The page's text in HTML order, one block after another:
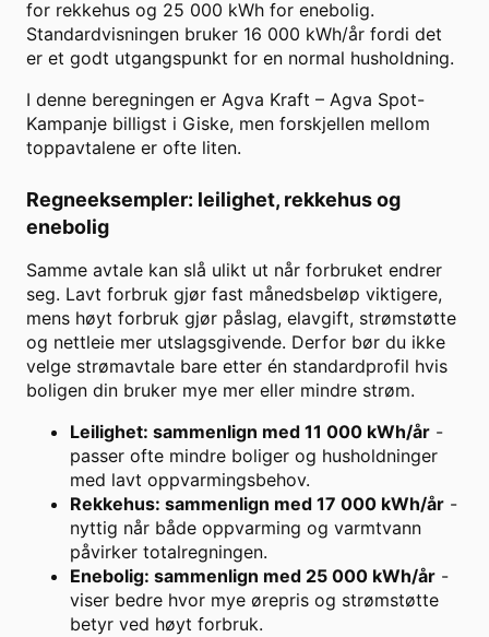
for rekkehus og 25 000 kWh for enebolig.
Standardvisningen bruker 16 000 kWh/år fordi det
er et godt utgangspunkt for en normal husholdning.
I denne beregningen er Agva Kraft – Agva Spot-
Kampanje billigst i Giske, men forskjellen mellom
toppavtalene er ofte liten.
Regneeksempler: leilighet, rekkehus og
enebolig
Samme avtale kan slå ulikt ut når forbruket endrer
seg. Lavt forbruk gjør fast månedsbeløp viktigere,
mens høyt forbruk gjør påslag, elavgift, strømstøtte
og nettleie mer utslagsgivende. Derfor bør du ikke
velge strømavtale bare etter én standardprofil hvis
boligen din bruker mye mer eller mindre strøm.
Leilighet: sammenlign med 11 000 kWh/år -
passer ofte mindre boliger og husholdninger
med lavt oppvarmingsbehov.
Rekkehus: sammenlign med 17 000 kWh/år -
nyttig når både oppvarming og varmtvann
påvirker totalregningen.
Enebolig: sammenlign med 25 000 kWh/år -
viser bedre hvor mye ørepris og strømstøtte
betyr ved høyt forbruk.